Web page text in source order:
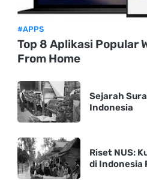
#APPS
Top 8 Aplikasi Popular
From Home
Sejarah
Indonesia
Riset NUS:
di Indonesia